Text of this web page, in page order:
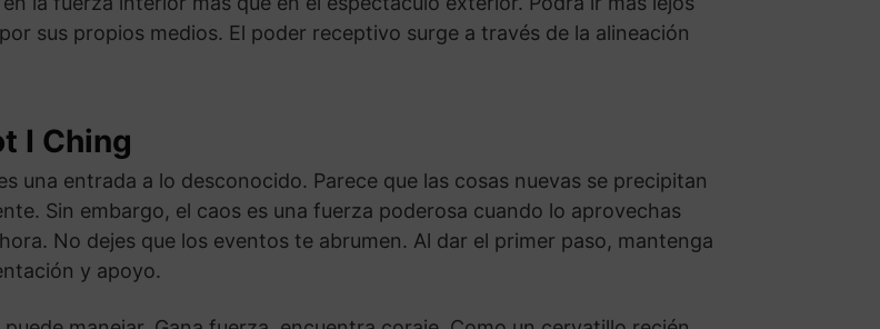
sus propios medios. El poder receptivo surge a través de la alineación
I Ching
una entrada a lo desconocido. Parece que las cosas nuevas se precipitan
Sin embargo, el caos es una fuerza poderosa cuando lo aprovechas
No dejes que los eventos te abrumen. Al dar el primer paso, mantenga
y apoyo.